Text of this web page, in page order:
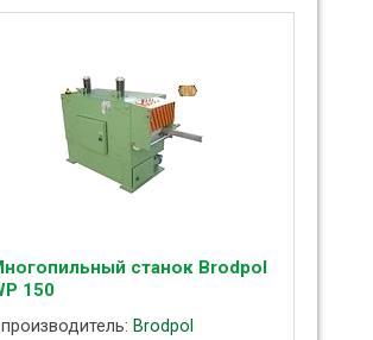
станок Brodpol
150
производитель: Brodpol